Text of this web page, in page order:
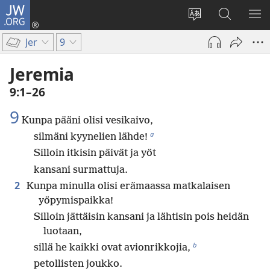
JW.ORG
Vaihda
sivuston
kieli
Kirjaudu
(avaa
ikkunan)
Hae
JW.ORG-
sivustolta
Jer 9
Jeremia
9:1–26
9 Kunpa pääni olisi vesikaivo,
silmäni kyynelien lähde! a
Silloin itkisin päivät ja yöt
kansani surmattuja.
2 Kunpa minulla olisi erämaassa matkalaisen
yöpymispaikka!
Silloin jättäisin kansani ja lähtisin pois heidän
luotaan,
sillä he kaikki ovat avionrikkojia, b
petollisten joukko.